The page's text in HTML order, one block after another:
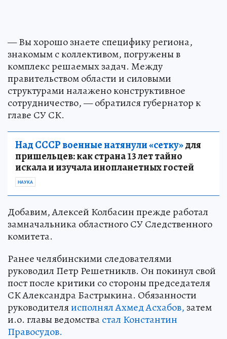
— Вы хорошо знаете специфику региона,
знакомым с коллективом, погружены в
комплекс решаемых задач. Между
правительством области и силовыми
структурами налажено конструктивное
сотрудничество, — обратился губернатор к
главе СУ СК.
Над СССР военные натянули «сетку»для
пришельцев: как страна 13 лет тайно
искала и изучала инопланетных гостей
НАУКА
Добавим, Алексей Колбасин прежде работал
замначальника областного СУ Следственного
комитета.
Ранее челябинскими следователями
руководил Петр Решетниклв. Он покинул свой
пост после критики со стороны председателя
СК Александра Бастрыкина. Обязанности
руководителяисполнял Ахмед Асхабов, затем
и.о. главы ведомствастал Константин
Правосудов.